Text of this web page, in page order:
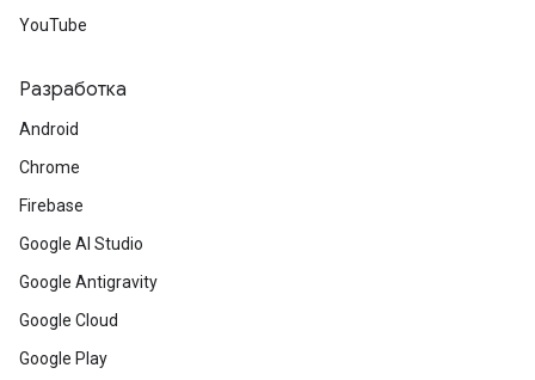
YouTube
Разработка
Android
Chrome
Firebase
Google AI Studio
Google Antigravity
Google Cloud
Google Play